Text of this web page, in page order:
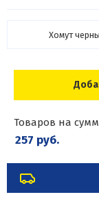
Хомут
Товаров на
257 руб.